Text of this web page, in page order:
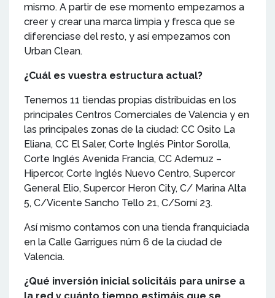
mismo. A partir de ese momento empezamos a
creer y crear una marca limpia y fresca que se
diferenciase del resto, y así empezamos con
Urban Clean.
¿Cuál es vuestra estructura actual?
Tenemos 11 tiendas propias distribuidas en los
principales Centros Comerciales de Valencia y en
las principales zonas de la ciudad: CC Osito La
Eliana, CC El Saler, Corte Inglés Pintor Sorolla,
Corte Inglés Avenida Francia, CC Ademuz –
Hipercor, Corte Inglés Nuevo Centro, Supercor
General Elio, Supercor Heron City, C/ Marina Alta
5, C/Vicente Sancho Tello 21, C/Sorní 23.
Así mismo contamos con una tienda franquiciada
en la Calle Garrigues núm 6 de la ciudad de
Valencia.
¿Qué inversión inicial solicitáis para unirse a
la red y cuánto tiempo estimáis que se